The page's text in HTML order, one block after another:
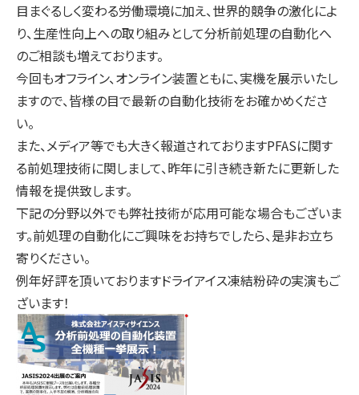
目まぐるしく変わる労働環境に加え、世界的競争の激化によ
り、生産性向上への取り組みとして分析前処理の自動化へ
のご相談も増えております。
今回もオフライン、オンライン装置ともに、実機を展示いたし
ますので、皆様の目で最新の自動化技術をお確かめくださ
い。
また、メディア等でも大きく報道されておりますPFASに関す
る前処理技術に関しまして、昨年に引き続き新たに更新した
情報を提供致します。
下記の分野以外でも弊社技術が応用可能な場合もございま
す。前処理の自動化にご興味をお持ちでしたら、是非お立ち
寄りください。
例年好評を頂いておりますドライアイス凍結粉砕の実演もご
ざいます！